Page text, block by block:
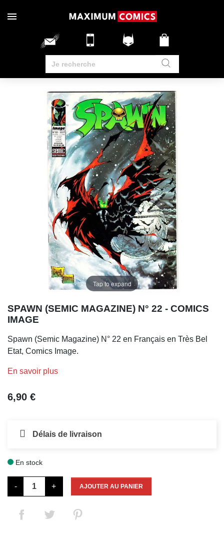
Tap to expand
SPAWN (SEMIC MAGAZINE) N° 22 - COMICS
IMAGE
Spawn (Semic Magazine) N° 22 en Français en Très Bel
Etat, Comics Image.
En savoir plus
6,90 €
Délais de livraison
En stock
- + AJOUTER AU PANIER